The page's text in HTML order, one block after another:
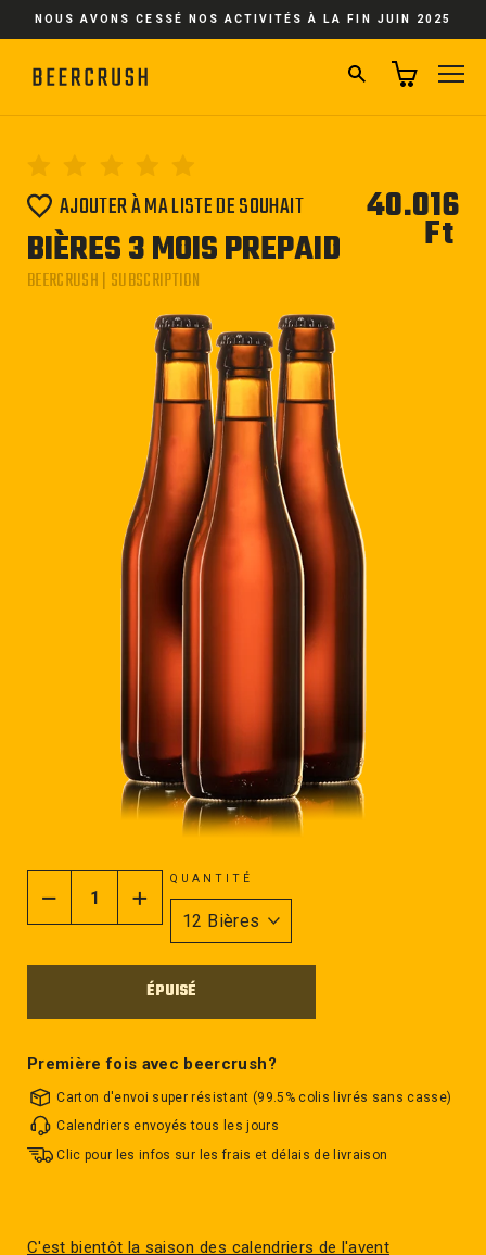
PasserNOUS AVONS CESSÉ NOS ACTIVITÉS À LA FIN JUIN 2025
RECHERCHER
AJOUTER À MA LISTE DE SOUHAIT
BIÈRES 3 MOIS PREPAID
BEERCRUSH | SUBSCRIPTION
40.016
Ft
QUANTITÉ
ÉPUISÉ
Première fois avec beercrush?
Carton d'envoi super résistant (99.5% colis livrés sans casse)
Calendriers envoyés tous les jours
Clic pour les infos sur les frais et délais de livraison
C'est bientôt la saison des calendriers de l'avent